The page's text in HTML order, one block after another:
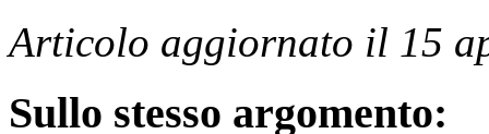
Articolo aggiornato il 15
Sullo stesso argomento: